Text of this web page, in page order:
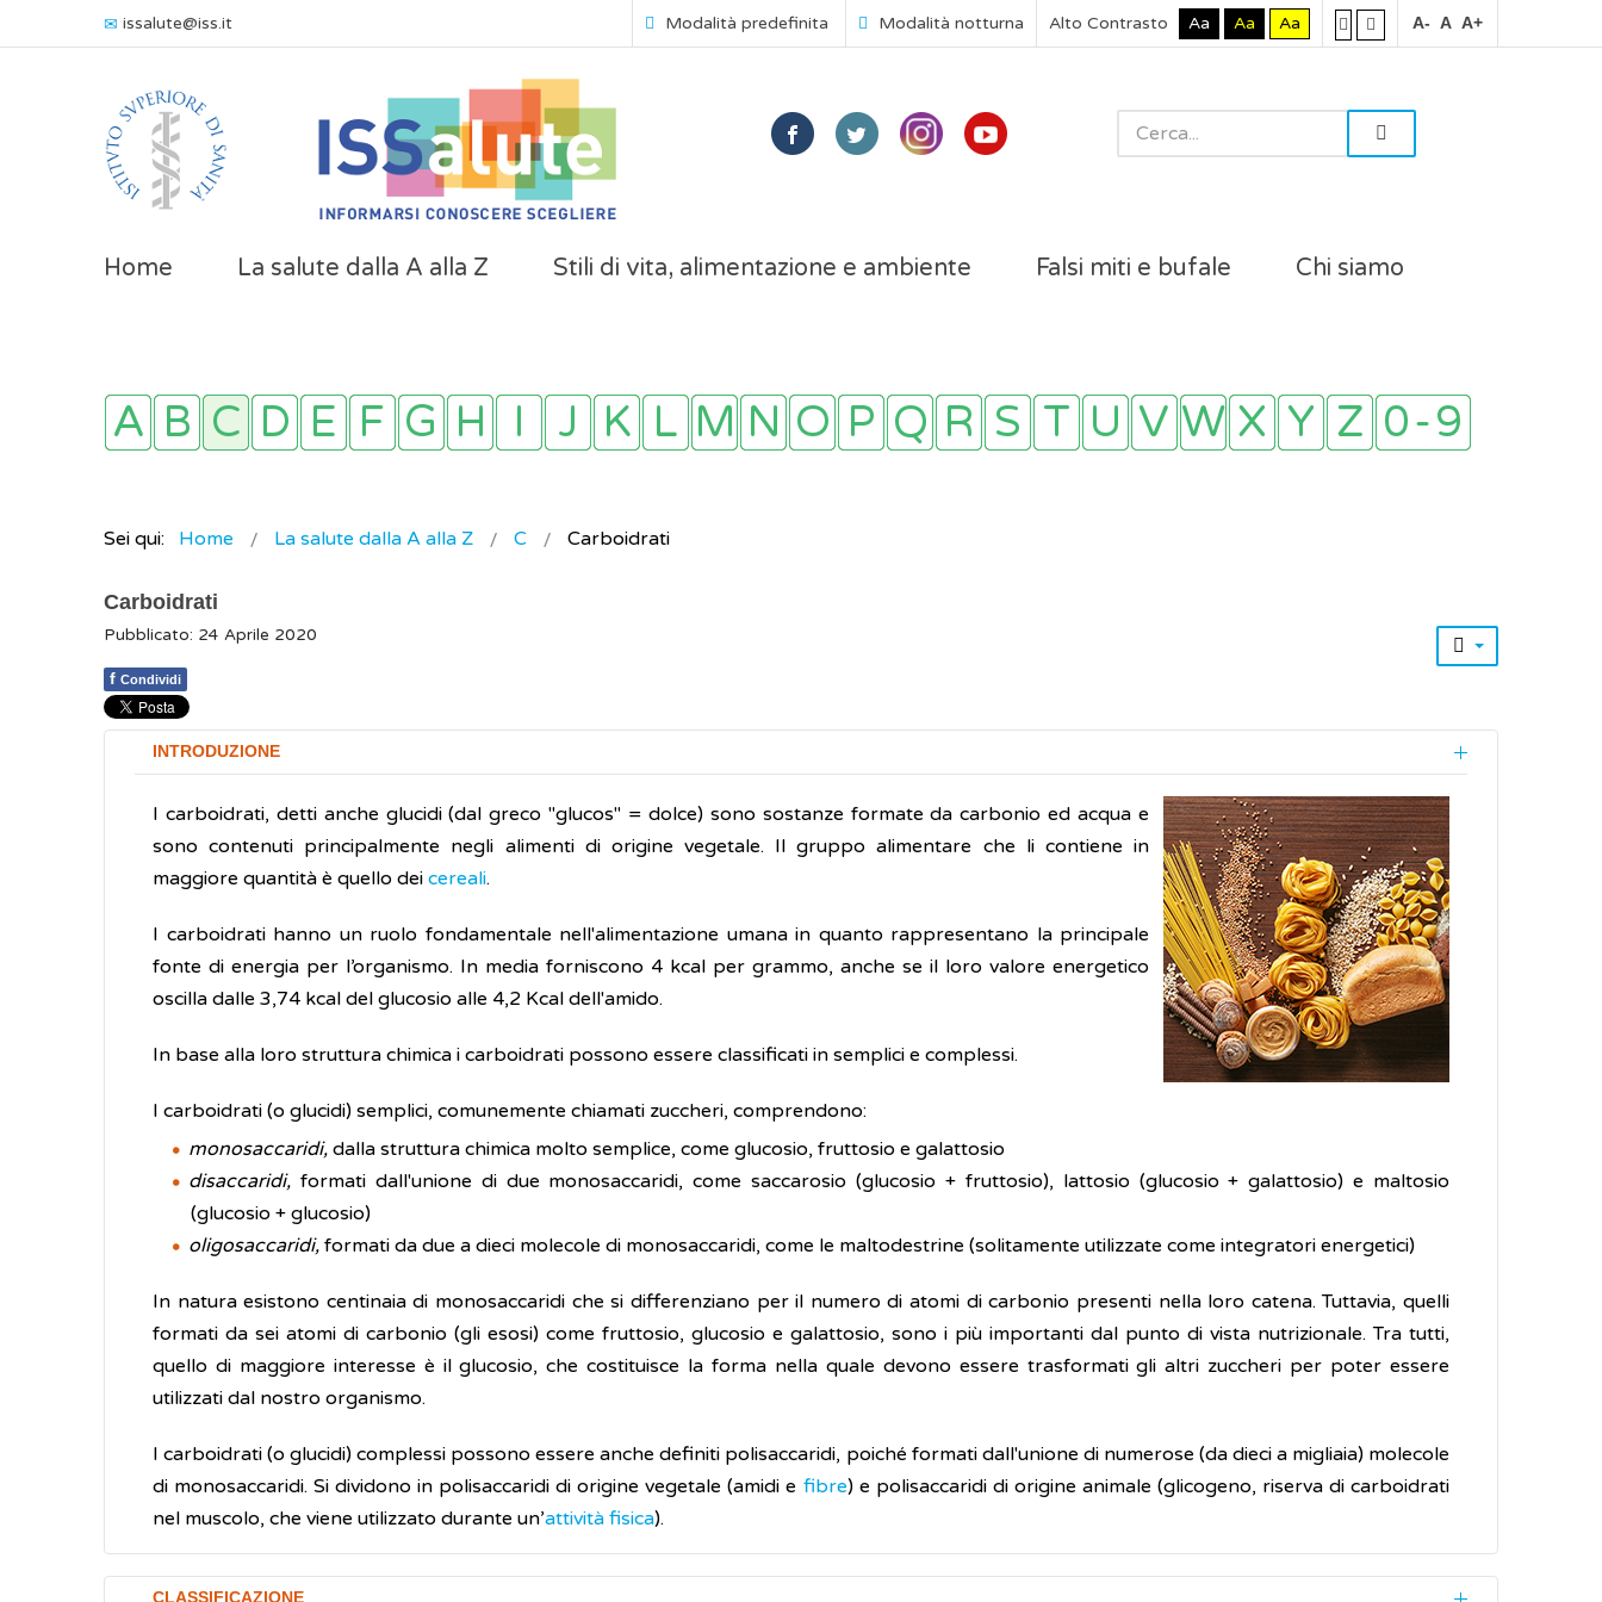
issalute@iss.it Modalità predefinita Modalità notturna Alto Contrasto Aa Aa Aa A- A A+
Home La salute dalla A alla Z Stili di vita, alimentazione e ambiente Falsi miti e bufale Chi siamo
Sei qui: Home La salute dalla A alla Z C Carboidrati
Carboidrati
Pubblicato: 24 Aprile 2020
f Condividi
INTRODUZIONE
I carboidrati, detti anche glucidi (dal greco "glucos" = dolce) sono sostanze formate da carbonio ed acqua e
sono contenuti principalmente negli alimenti di origine vegetale. Il gruppo alimentare che li contiene in
maggiore quantità è quello dei cereali.
I carboidrati hanno un ruolo fondamentale nell'alimentazione umana in quanto rappresentano la principale
fonte di energia per l’organismo. In media forniscono 4 kcal per grammo, anche se il loro valore energetico
oscilla dalle 3,74 kcal del glucosio alle 4,2 Kcal dell'amido.
In base alla loro struttura chimica i carboidrati possono essere classificati in semplici e complessi.
I carboidrati (o glucidi) semplici, comunemente chiamati zuccheri, comprendono:
monosaccaridi, dalla struttura chimica molto semplice, come glucosio, fruttosio e galattosio
disaccaridi, formati dall'unione di due monosaccaridi, come saccarosio (glucosio + fruttosio), lattosio (glucosio + galattosio) e maltosio
(glucosio + glucosio)
oligosaccaridi, formati da due a dieci molecole di monosaccaridi, come le maltodestrine (solitamente utilizzate come integratori energetici)
In natura esistono centinaia di monosaccaridi che si differenziano per il numero di atomi di carbonio presenti nella loro catena. Tuttavia, quelli
formati da sei atomi di carbonio (gli esosi) come fruttosio, glucosio e galattosio, sono i più importanti dal punto di vista nutrizionale. Tra tutti,
quello di maggiore interesse è il glucosio, che costituisce la forma nella quale devono essere trasformati gli altri zuccheri per poter essere
utilizzati dal nostro organismo.
I carboidrati (o glucidi) complessi possono essere anche definiti polisaccaridi, poiché formati dall'unione di numerose (da dieci a migliaia) molecole
di monosaccaridi. Si dividono in polisaccaridi di origine vegetale (amidi e fibre) e polisaccaridi di origine animale (glicogeno, riserva di carboidrati
nel muscolo, che viene utilizzato durante un’attività fisica).
CLASSIFICAZIONE